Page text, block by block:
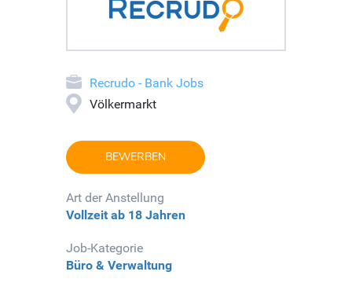
Recrudo - Bank Jobs
Völkermarkt
BEWERBEN
Art der Anstellung
Vollzeit ab 18 Jahren
Job-Kategorie
Büro & Verwaltung